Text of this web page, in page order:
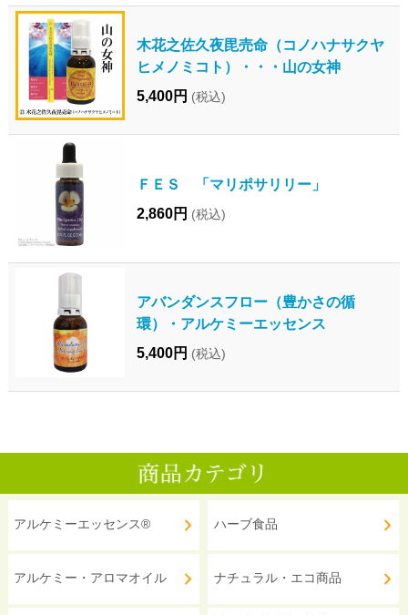
木花之佐久夜毘売命（コノハナサクヤ
ヒメノミコト）・・・山の女神
5,400円 (税込)
ＦＥＳ 「マリポサリリー」
2,860円 (税込)
アバンダンスフロー（豊かさの循
環）・アルケミーエッセンス
5,400円 (税込)
アルケミーエッセンス®
アルケミー・アロマオイル
ハーブ食品
ナチュラル・エコ商品